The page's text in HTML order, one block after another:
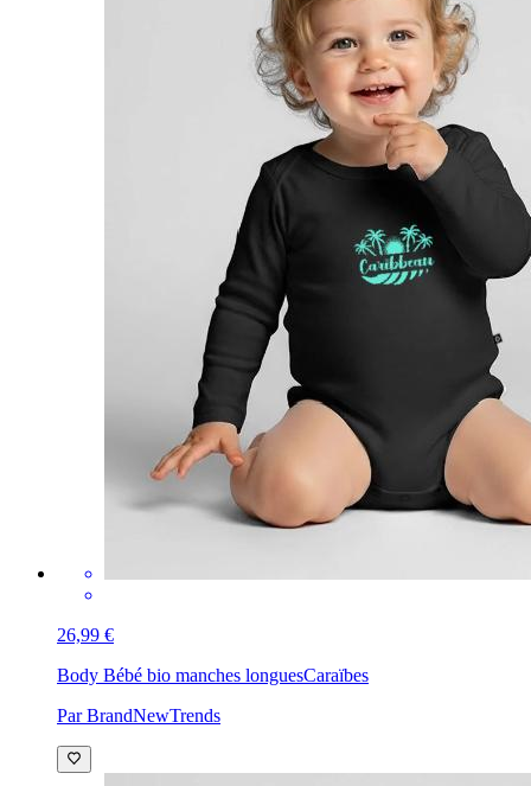
26,99 €
Body Bébé bio manches longuesCaraïbes
Par BrandNewTrends